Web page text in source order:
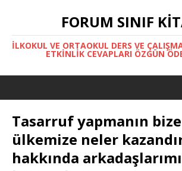
FORUM SINIF
İLKOKUL VE ORTAOKUL DERS VE
ETKINLIK CEVAPLARI ÖZGÜN
Tasarruf yapmanın
ülkemize neler
hakkında